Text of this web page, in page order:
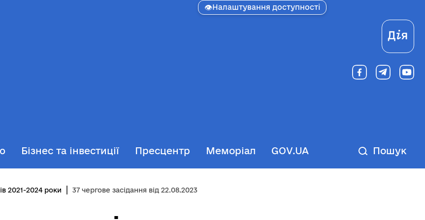
👁Налаштування доступності
Бізнес та інвестиції Пресцентр Меморіал GOV.UA Пошук
2021-2024 роки 37 чергове засідання від 22.08.2023